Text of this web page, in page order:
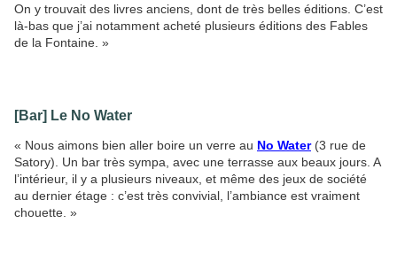
On y trouvait des livres anciens, dont de très belles éditions. C’est
là-bas que j’ai notamment acheté plusieurs éditions des Fables
de la Fontaine. »
[Bar] Le No Water
« Nous aimons bien aller boire un verre au No Water(3 rue de
Satory). Un bar très sympa, avec une terrasse aux beaux jours. A
l’intérieur, il y a plusieurs niveaux, et même des jeux de société
au dernier étage : c’est très convivial, l’ambiance est vraiment
chouette. »